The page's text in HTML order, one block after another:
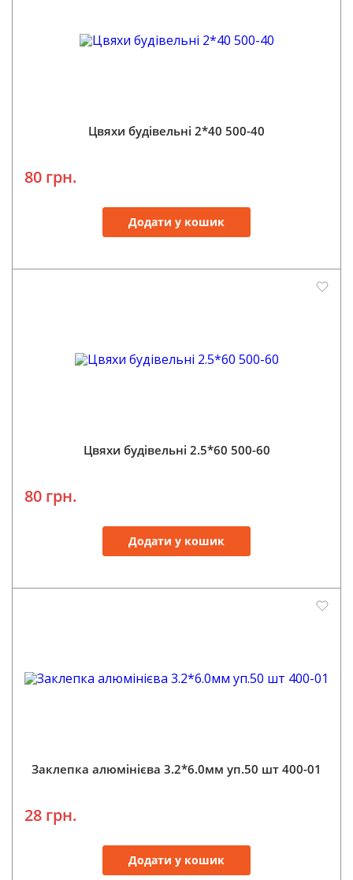
Цвяхи будівельні 2*40 500-40
80 грн.
Додати у кошик
Цвяхи будівельні 2.5*60 500-60
80 грн.
Додати у кошик
Заклепка алюмінієва 3.2*6.0мм уп.50 шт 400-01
28 грн.
Додати у кошик